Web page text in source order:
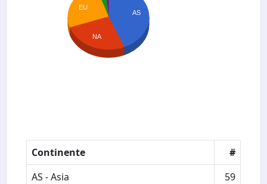
AS
EU
NA
Continente
#
AS - Asia
59